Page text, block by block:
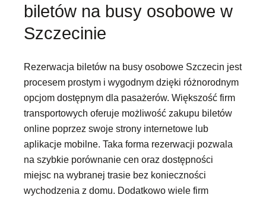
biletów na busy osobowe w
Szczecinie
Rezerwacja biletów na busy osobowe Szczecin jest
procesem prostym i wygodnym dzięki różnorodnym
opcjom dostępnym dla pasażerów. Większość firm
transportowych oferuje możliwość zakupu biletów
online poprzez swoje strony internetowe lub
aplikacje mobilne. Taka forma rezerwacji pozwala
na szybkie porównanie cen oraz dostępności
miejsc na wybranej trasie bez konieczności
wychodzenia z domu. Dodatkowo wiele firm